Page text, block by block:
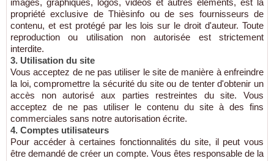
images, graphiques, logos, vidéos et autres éléments, est la
propriété exclusive de Thièsinfo ou de ses fournisseurs de
contenu, et est protégé par les lois sur le droit d'auteur. Toute
reproduction ou utilisation non autorisée est strictement
interdite.
3. Utilisation du site
Vous acceptez de ne pas utiliser le site de manière à enfreindre
la loi, compromettre la sécurité du site ou de tenter d'obtenir un
accès non autorisé aux parties restreintes du site. Vous
acceptez de ne pas utiliser le contenu du site à des fins
commerciales sans notre autorisation écrite.
4. Comptes utilisateurs
Pour accéder à certaines fonctionnalités du site, il peut vous
être demandé de créer un compte. Vous êtes responsable de la